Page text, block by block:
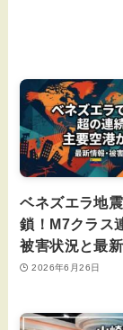
ベネズエラ地
鎖！M7クラス
被害状況と最
2026年6月26日